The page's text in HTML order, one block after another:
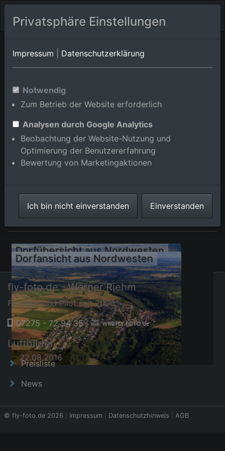
Bretten/Rinklingen Baden-Württemberg
Luftbildalbum von Bretten/Ruit
in Baden-Württemberg,
Deutschland
Online-Shop
Dorfübersicht aus Nordwesten
22.08.2016
Dorfansicht aus Nordwesten
22.08.2016
fly-foto.de - Werner Riehm
Fotograf und Pilot seit 2006
07275 - 72 94 35|
Luftbilder
Preisliste
News
© fly-foto.de 2026 Impressum Datenschutzhinweis AGB
Privatsphäre Einstellungen
Impressum Datenschutzerklärung
Notwendig
Zum Betrieb der Website erforderlich
Analysen durch Google Analytics
Beobachtung der Website-Nutzung und
Optimierung der Benutzererfahrung
Bewertung von Marketingaktionen
Ich bin nicht einverstanden Einverstanden